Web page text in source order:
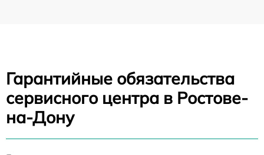
Гарантийные обязательства
сервисного центра в Ростове-
на-Дону